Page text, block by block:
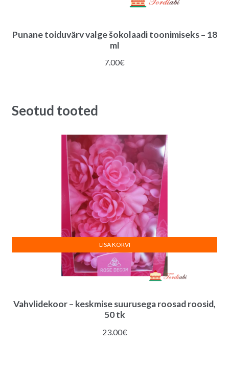
Punane toiduvärv valge šokolaadi toonimiseks – 18
ml
7.00€
Seotud tooted
Vahvlidekoor – keskmise suurusega roosad roosid,
50 tk
23.00€
LISA KORVI